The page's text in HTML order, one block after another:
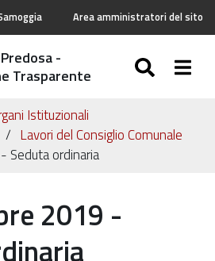
Area amministratori del sito
-
Trasparente
Istituzionali
Lavori del Consiglio Comunale
Seduta ordinaria
2019 -